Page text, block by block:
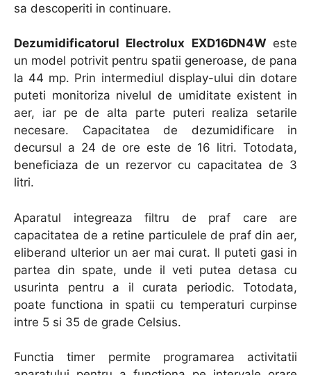
sa descoperiti in continuare.
Dezumidificatorul Electrolux EXD16DN4W este
un model potrivit pentru spatii generoase, de pana
la 44 mp. Prin intermediul display-ului din dotare
puteti monitoriza nivelul de umiditate existent in
aer, iar pe de alta parte puteri realiza setarile
necesare. Capacitatea de dezumidificare in
decursul a 24 de ore este de 16 litri. Totodata,
beneficiaza de un rezervor cu capacitatea de 3
litri.
Aparatul integreaza filtru de praf care are
capacitatea de a retine particulele de praf din aer,
eliberand ulterior un aer mai curat. Il puteti gasi in
partea din spate, unde il veti putea detasa cu
usurinta pentru a il curata periodic. Totodata,
poate functiona in spatii cu temperaturi curpinse
intre 5 si 35 de grade Celsius.
Functia timer permite programarea activitatii